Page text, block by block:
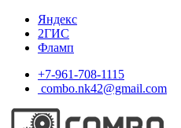
Яндекс
2ГИС
Фламп
+7-961-708-1115
combo.nk42@gmail.com